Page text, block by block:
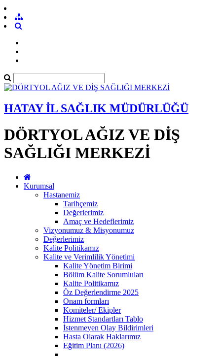
HATAY İL SAĞLIK MÜDÜRLÜĞÜ
DÖRTYOL AĞIZ VE DİŞ
SAĞLIĞI MERKEZİ
Kurumsal
Hastanemiz
Tarihçemiz
Değerlerimiz
Amaç ve Hedeflerimiz
Vizyonumuz & Misyonumuz
Değerlerimiz
Kalite Politikamız
Kalite ve Verimlilik Yönetimi
Kalite Yönetim Birimi
Bölüm Kalite Sorumluları
Kalite Politikamız
Öz Değerlendirme 2025
Onam formları
Komiteler/ Ekipler
Hizmet Standartları Tablo
İstenmeyen Olay Bildirimleri
Hasta Olarak Haklarımız
Eğitim Planı (2026)